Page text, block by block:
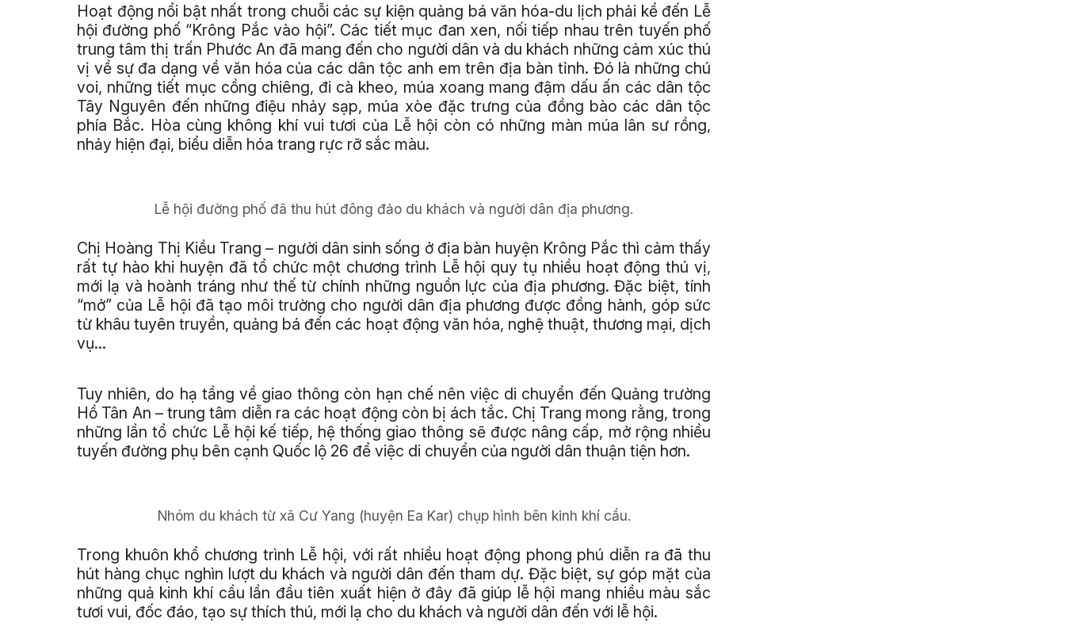
Hoạt động nổi bật nhất trong chuỗi các sự kiện quảng bá văn hóa-du lịch phải kể đến Lễ
hội đường phố “Krông Pắc vào hội”. Các tiết mục đan xen, nối tiếp nhau trên tuyến phố
trung tâm thị trấn Phước An đã mang đến cho người dân và du khách những cảm xúc thú
vị về sự đa dạng về văn hóa của các dân tộc anh em trên địa bàn tỉnh. Đó là những chú
voi, những tiết mục cồng chiêng, đi cà kheo, múa xoang mang đậm dấu ấn các dân tộc
Tây Nguyên đến những điệu nhảy sạp, múa xòe đặc trưng của đồng bào các dân tộc
phía Bắc. Hòa cùng không khí vui tươi của Lễ hội còn có những màn múa lân sư rồng,
nhảy hiện đại, biểu diễn hóa trang rực rỡ sắc màu.
Lễ hội đường phố đã thu hút đông đảo du khách và người dân địa phương.
Chị Hoàng Thị Kiều Trang – người dân sinh sống ở địa bàn huyện Krông Pắc thì cảm thấy
rất tự hào khi huyện đã tổ chức một chương trình Lễ hội quy tụ nhiều hoạt động thú vị,
mới lạ và hoành tráng như thế từ chính những nguồn lực của địa phương. Đặc biệt, tính
“mở” của Lễ hội đã tạo môi trường cho người dân địa phương được đồng hành, góp sức
từ khâu tuyên truyền, quảng bá đến các hoạt động văn hóa, nghệ thuật, thương mại, dịch
vụ…
Tuy nhiên, do hạ tầng về giao thông còn hạn chế nên việc di chuyển đến Quảng trường
Hồ Tân An – trung tâm diễn ra các hoạt động còn bị ách tắc. Chị Trang mong rằng, trong
những lần tổ chức Lễ hội kế tiếp, hệ thống giao thông sẽ được nâng cấp, mở rộng nhiều
tuyến đường phụ bên cạnh Quốc lộ 26 để việc di chuyển của người dân thuận tiện hơn.
Nhóm du khách từ xã Cư Yang (huyện Ea Kar) chụp hình bên kinh khí cầu.
Trong khuôn khổ chương trình Lễ hội, với rất nhiều hoạt động phong phú diễn ra đã thu
hút hàng chục nghìn lượt du khách và người dân đến tham dự. Đặc biệt, sự góp mặt của
những quả kinh khí cầu lần đầu tiên xuất hiện ở đây đã giúp lễ hội mang nhiều màu sắc
tươi vui, đốc đáo, tạo sự thích thú, mới lạ cho du khách và người dân đến với lễ hội.